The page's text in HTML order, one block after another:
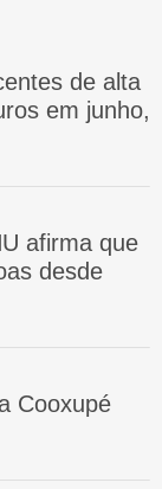
de alta
em junho,
afirma que
desde
Cooxupé